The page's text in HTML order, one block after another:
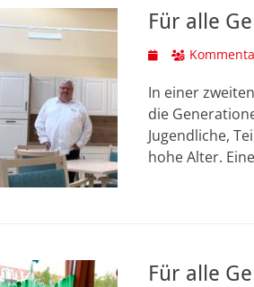
Für alle
Veröffentlicht
In einer
die
Jugendliche,
hohe Alter.
Für alle